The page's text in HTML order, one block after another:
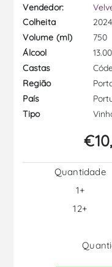
Vendedor:
Colheita
2024
Volume (ml)
750
Álcool
13.00
Castas
Região
País
Tipo
Quantidade
1+
12+